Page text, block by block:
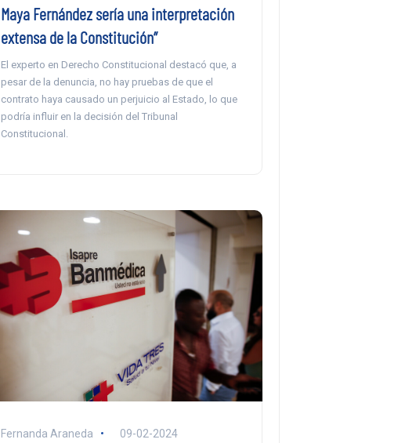
Maya Fernández sería una interpretación
extensa de la Constitución”
El experto en Derecho Constitucional destacó que, a
pesar de la denuncia, no hay pruebas de que el
contrato haya causado un perjuicio al Estado, lo que
podría influir en la decisión del Tribunal
Constitucional.
Fernanda Araneda 09-02-2024